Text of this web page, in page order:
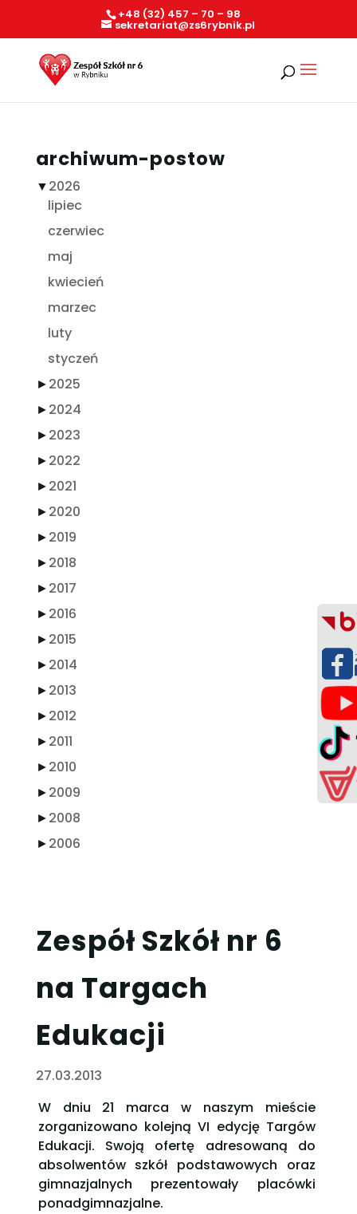
+48 (32) 457 – 70 – 98
sekretariat@zs6rybnik.pl
archiwum-postow
▼2026
lipiec
czerwiec
maj
kwiecień
marzec
luty
styczeń
►2025
►2024
►2023
►2022
►2021
►2020
►2019
►2018
►2017
►2016
►2015
►2014
►2013
►2012
►2011
►2010
►2009
►2008
►2006
Zespół Szkół nr 6
na Targach
Edukacji
27.03.2013
W dniu 21 marca w naszym mieście
zorganizowano kolejną VI edycję Targów
Edukacji. Swoją ofertę adresowaną do
absolwentów szkół podstawowych oraz
gimnazjalnych prezentowały placówki
ponadgimnazjalne.